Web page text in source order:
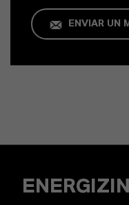
ENVIAR UN